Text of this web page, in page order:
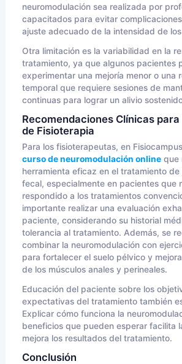
neuromodulación sea realizada por
capacitados para evitar
ajuste adecuado de la intensidad de
Otra limitación es la variabilidad en la
tratamiento, ya que algunos pacientes
experimentar una mejoría menor o una
temporal que requiere sesiones de
continuas para lograr un alivio
Recomendaciones Clínicas
de Fisioterapia
Para los fisioterapeutas, en
curso de neuromodulación online que
herramienta eficaz en el tratamiento de
fecal, especialmente en pacientes que
respondido a los tratamientos
importante realizar una evaluación
paciente, considerando su historial
tolerancia al tratamiento. Además, se
combinar la neuromodulación con
para fortalecer el suelo pélvico y
de los músculos anales y perineales.
Educación del paciente sobre los
expectativas del tratamiento también
Explicar cómo funciona la
beneficios que pueden esperar facilita
mejora los resultados del tratamiento.
Conclusión